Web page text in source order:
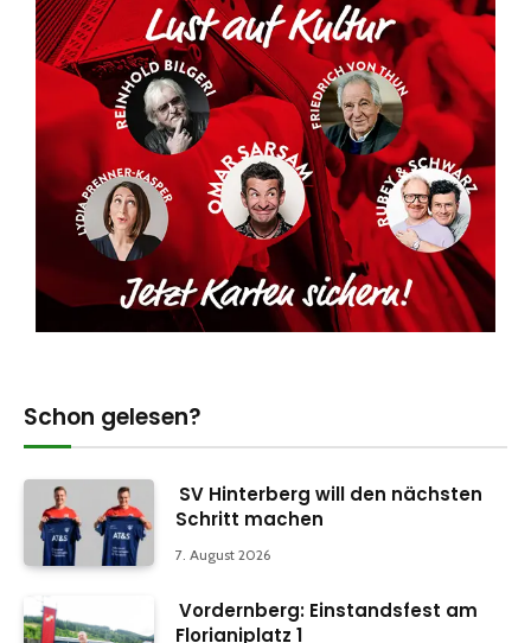
Schon gelesen?
SV Hinterberg will den nächsten
Schritt machen
7. August 2026
Vordernberg: Einstandsfest am
Florianiplatz 1